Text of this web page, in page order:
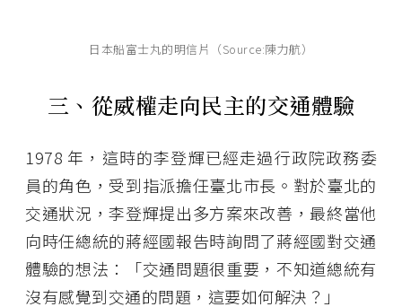
日本船富士丸的明信片（Source:陳力航）
三、從威權走向民主的交通體驗
1978 年，這時的李登輝已經走過行政院政務委
員的角色，受到指派擔任臺北市長。對於臺北的
交通狀況，李登輝提出多方案來改善，最終當他
向時任總統的蔣經國報告時詢問了蔣經國對交通
體驗的想法：「交通問題很重要，不知道總統有
沒有感覺到交通的問題，這要如何解決？」